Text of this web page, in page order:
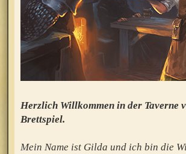
Herzlich Willkommen in der Taverne
Brettspiel.
Mein Name ist Gilda und ich bin die